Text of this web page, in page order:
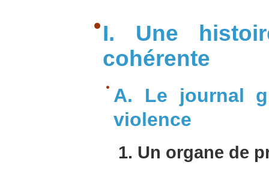
I. Une
cohérente
A. Le journal
violence
1. Un organe de